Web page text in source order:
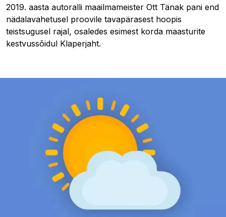
2019. aasta autoralli maailmameister Ott Tänak pani end
nädalavahetusel proovile tavapärasest hoopis
teistsugusel rajal, osaledes esimest korda maasturite
kestvussõidul Klaperjaht.